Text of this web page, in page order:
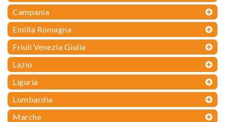
Campania
Emilia Romagna
Friuli Venezia Giulia
Lazio
Liguria
Lombardia
Marche